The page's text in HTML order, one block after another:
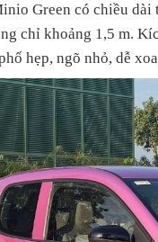
Green có chiều dài
chỉ khoảng 1,5 m.
hẹp, ngõ nhỏ, dễ